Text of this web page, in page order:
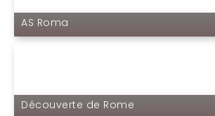
AS Roma
Découverte de Rome